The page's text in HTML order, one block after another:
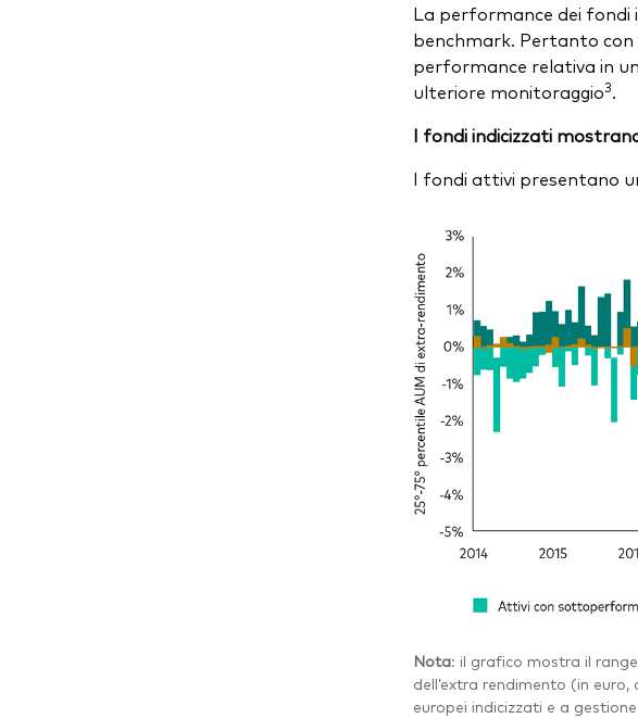
La performance dei fondi
benchmark. Pertanto con
performance relativa in
ulteriore monitoraggio3.
I fondi indicizzati
I fondi attivi presentano
Nota: il grafico mostra il
dell’extra rendimento (in
europei indicizzati e a